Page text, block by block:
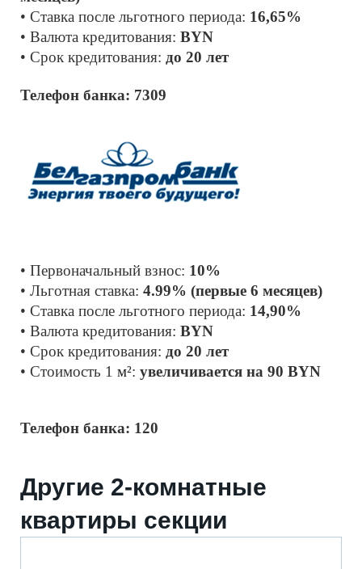
• Ставка после льготного периода: 16,65%
• Валюта кредитования: BYN
• Срок кредитования: до 20 лет
Телефон банка: 7309
• Первоначальный взнос: 10%
• Льготная ставка: 4.99% (первые 6 месяцев)
• Ставка после льготного периода: 14,90%
• Валюта кредитования: BYN
• Срок кредитования: до 20 лет
• Cтоимость 1 м²: увеличивается на 90 BYN
Телефон банка: 120
Другие 2-комнатные
квартиры секции